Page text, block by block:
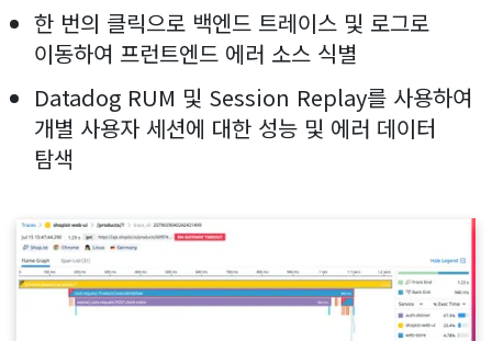
한 번의 클릭으로 백엔드 트레이스 및 로그로
이동하여 프런트엔드 에러 소스 식별
Datadog RUM 및 Session Replay를 사용하여
개별 사용자 세션에 대한 성능 및 에러 데이터
탐색